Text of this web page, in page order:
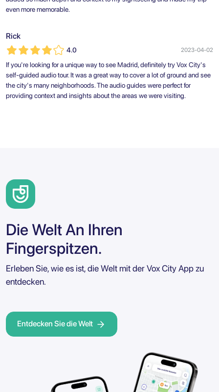
even more memorable.
Rick
4.0 2023-04-02
If you're looking for a unique way to see Madrid, definitely try Vox City's
self-guided audio tour. It was a great way to cover a lot of ground and see
the city's many neighborhoods. The audio guides were perfect for
providing context and insights about the areas we were visiting.
Die Welt An Ihren
Fingerspitzen.
Erleben Sie, wie es ist, die Welt mit der Vox City App zu
entdecken.
Entdecken Sie die Welt